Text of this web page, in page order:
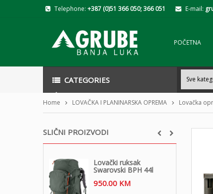
Telephone: +387 (0)51 366 050; 366 051 E-mail:
POČETNA
CATEGORIES
Home LOVAČKA I PLANINARSKA OPREMA Lovačka
SLIČNI PROIZVODI
Lovački ruksak
Swarovski BPH 44l
950.00 KM